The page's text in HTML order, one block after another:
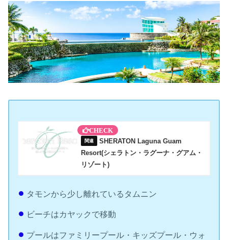
SHERATON Laguna Guam
Resort(シェラトン・ラグーナ・グアム・
リゾート)
タモンから少し離れているタムニン
ビーチはカヤックで移動
プールはファミリープール・キッズプール・ウォ